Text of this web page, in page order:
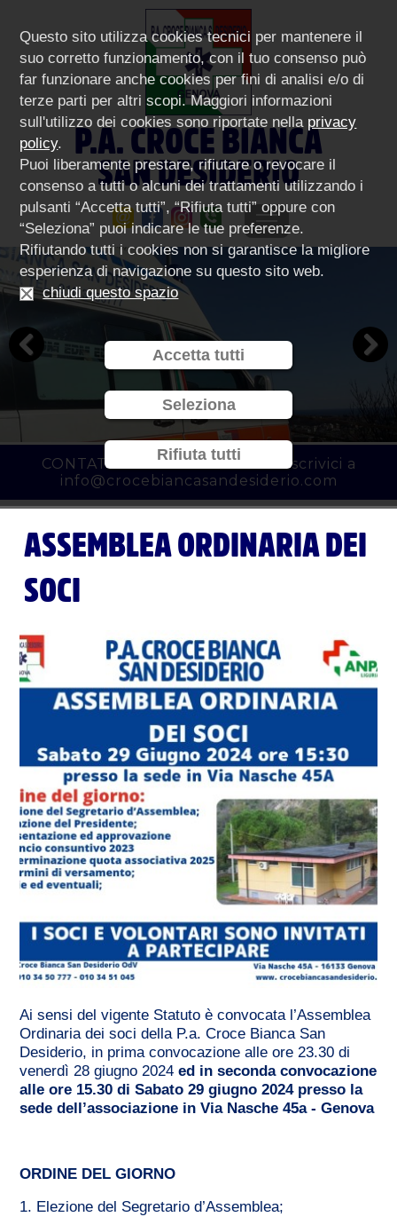
P.A. CROCE BIANCA
SAN DESIDERIO
CONTATTACI al010 3450777
o scrivici a
info@crocebiancasandesiderio.com
ASSEMBLEA ORDINARIA DEI
SOCI
Ai sensi del vigente Statuto è convocata l’Assemblea
Ordinaria dei soci della P.a. Croce Bianca San
Desiderio, in prima convocazione alle ore 23.30 di
venerdì 28 giugno 2024ed in seconda convocazione
alle ore 15.30 di Sabato 29 giugno 2024 presso la
sede dell’associazione in Via Nasche 45a - Genova
ORDINE DEL GIORNO
1. Elezione del Segretario d’Assemblea;
Questo sito utilizza cookies tecnici per mantenere il
suo corretto funzionamento, con il tuo consenso può
far funzionare anche cookies per fini di analisi e/o di
terze parti per altri scopi. Maggiori informazioni
sull'utilizzo dei cookies sono riportate nella privacy
policy.
Puoi liberamente prestare, rifiutare o revocare il
consenso a tutti o alcuni dei trattamenti utilizzando i
pulsanti “Accetta tutti”, “Rifiuta tutti” oppure con
“Seleziona” puoi indicare le tue preferenze.
Rifiutando tutti i cookies non si garantisce la migliore
esperienza di navigazione su questo sito web.
chiudi questo spazio
Accetta tutti
Seleziona
Rifiuta tutti